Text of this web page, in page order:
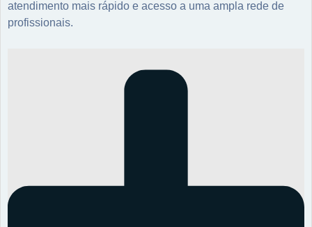
atendimento mais rápido e acesso a uma ampla rede de
profissionais.